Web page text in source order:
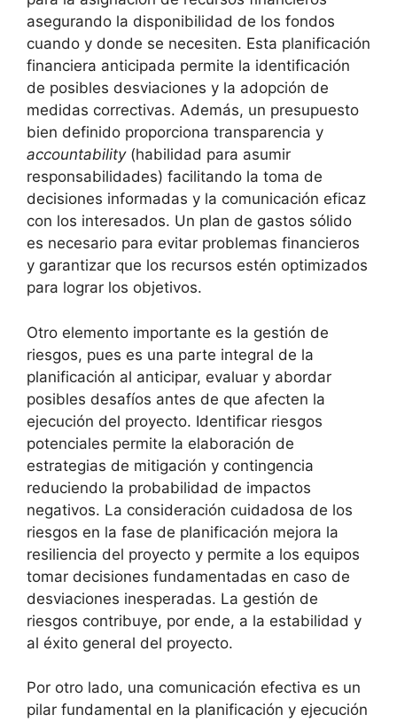
asegurando la disponibilidad de los fondos
cuando y donde se necesiten. Esta planificación
financiera anticipada permite la identificación
de posibles desviaciones y la adopción de
medidas correctivas. Además, un presupuesto
bien definido proporciona transparencia y
accountability(habilidad para asumir
responsabilidades) facilitando la toma de
decisiones informadas y la comunicación eficaz
con los interesados. Un plan de gastos sólido
es necesario para evitar problemas financieros
y garantizar que los recursos estén optimizados
para lograr los objetivos.
Otro elemento importante es la gestión de
riesgos, pues es una parte integral de la
planificación al anticipar, evaluar y abordar
posibles desafíos antes de que afecten la
ejecución del proyecto. Identificar riesgos
potenciales permite la elaboración de
estrategias de mitigación y contingencia
reduciendo la probabilidad de impactos
negativos. La consideración cuidadosa de los
riesgos en la fase de planificación mejora la
resiliencia del proyecto y permite a los equipos
tomar decisiones fundamentadas en caso de
desviaciones inesperadas. La gestión de
riesgos contribuye, por ende, a la estabilidad y
al éxito general del proyecto.
Por otro lado, una comunicación efectiva es un
pilar fundamental en la planificación y ejecución